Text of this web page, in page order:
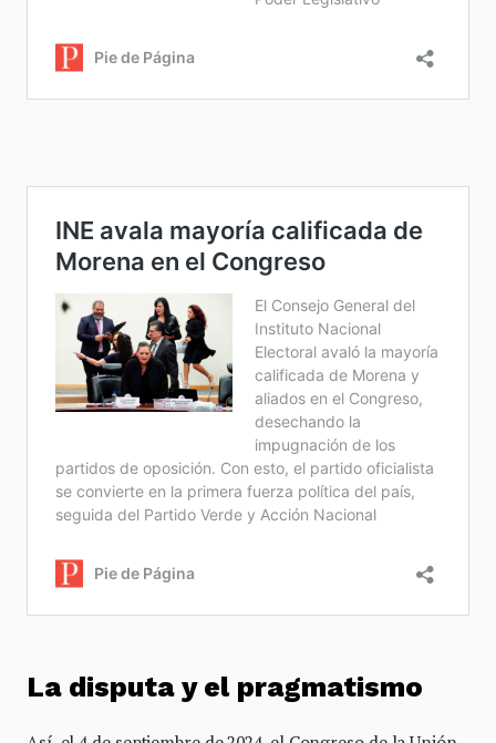
La disputa y el pragmatismo